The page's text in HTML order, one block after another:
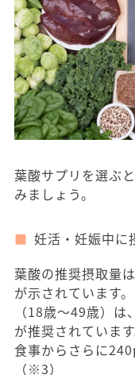
葉酸サプリを選ぶ
みましょう。
妊活・妊娠中に
葉酸の推奨摂取量
が示されています
（18歳〜49歳）
が推奨されていま
食事からさらに
（※3）